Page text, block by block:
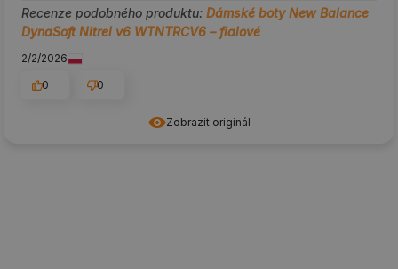
Zobrazit originál
Recenze podobného produktu: Dámské boty New Balance
DynaSoft Nitrel v6 WTNTRCV6 – fialové
2/2/2026
0
0